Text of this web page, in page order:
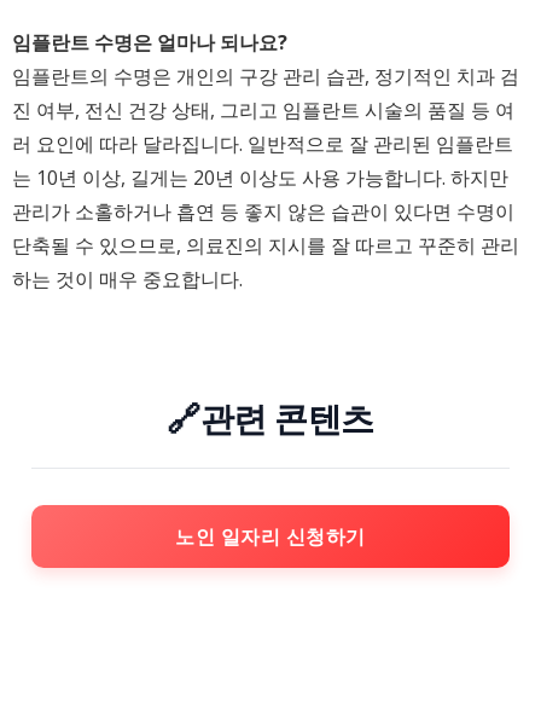
임플란트 수명은 얼마나 되나요?
임플란트의 수명은 개인의 구강 관리 습관, 정기적인 치과 검
진 여부, 전신 건강 상태, 그리고 임플란트 시술의 품질 등 여
러 요인에 따라 달라집니다. 일반적으로 잘 관리된 임플란트
는 10년 이상, 길게는 20년 이상도 사용 가능합니다. 하지만
관리가 소홀하거나 흡연 등 좋지 않은 습관이 있다면 수명이
단축될 수 있으므로, 의료진의 지시를 잘 따르고 꾸준히 관리
하는 것이 매우 중요합니다.
🔗관련 콘텐츠
노인 일자리 신청하기